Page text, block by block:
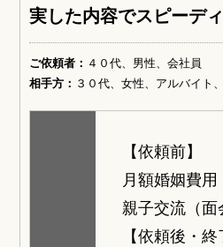
実した内容でスピーデ
ご依頼者： ４０代、男性、会社員
相手方： ３０代、女性、アルバイト
【依頼前】
月額婚姻費
親子交流（
【依頼後・終